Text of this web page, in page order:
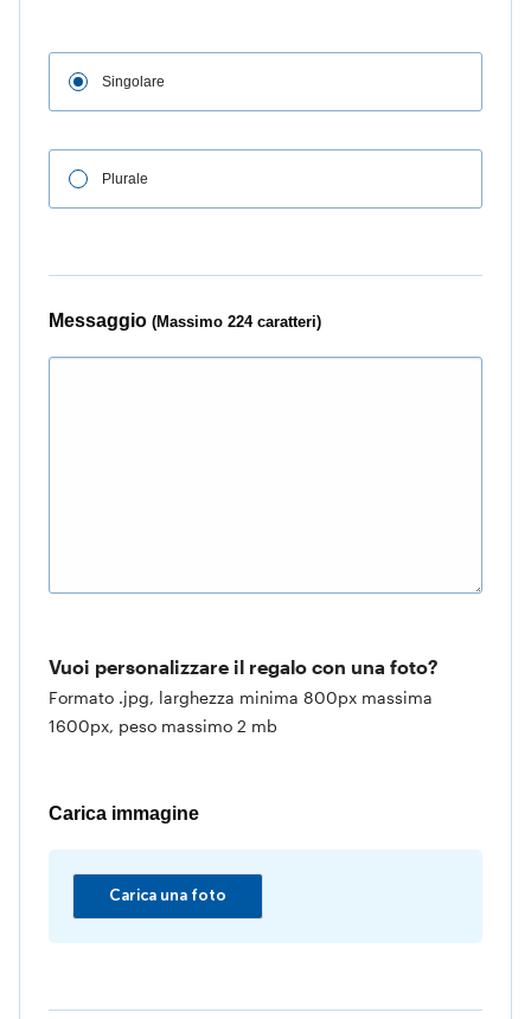
Singolare
Plurale
Messaggio (Massimo 224 caratteri)
Vuoi personalizzare il regalo con una foto?
Formato .jpg, larghezza minima 800px massima
1600px, peso massimo 2 mb
Carica immagine
Carica una foto